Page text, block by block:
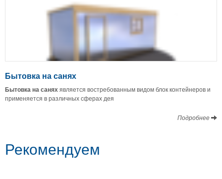
Бытовка на санях
Бытовка на саняхявляется востребованным видом блок контейнеров и
применяется в различных сферах дея
Подробнее
Рекомендуем